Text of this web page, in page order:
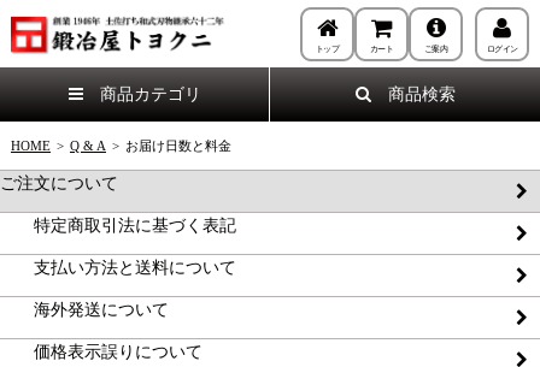
トップ カート ご案内 ログイン
商品カテゴリ 商品検索
HOME > Q & A > お届け日数と料金
ご注文について
特定商取引法に基づく表記
支払い方法と送料について
海外発送について
価格表示誤りについて